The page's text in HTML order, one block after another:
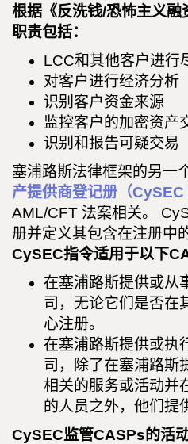
根据《反洗钱/恐怖主义
职责包括：
LCC和其他客户进行
对客户进行经济分析
识别客户资金来源
监控客户的加密资产
识别和报告可疑交易
塞浦路斯法律框架的另一
产提供商登记册（CySEC
AML/CFT 法案相关。
册并定义其包含在注册中
CySEC指令适用于以下
在塞浦路斯提供或从
司，无论它们是否在
心注册。
在塞浦路斯提供或执
司，除了在塞浦路斯
相关的服务或活动并
的人员之外，他们提
CySEC监管CASPs的活